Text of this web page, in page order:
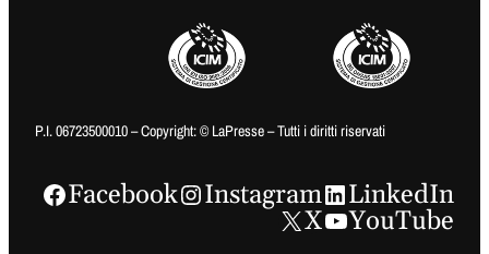
P.I. 06723500010 – Copyright: © LaPresse – Tutti i diritti riservati
Facebook Instagram
LinkedIn
X
YouTube